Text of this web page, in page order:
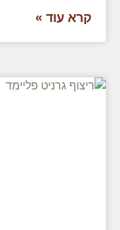
קרא עוד »